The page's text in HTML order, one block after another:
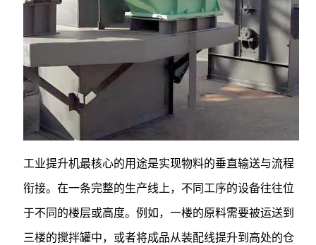
工业提升机最核心的用途是实现物料的垂直输送与流程
衔接。在一条完整的生产线上，不同工序的设备往往位
于不同的楼层或高度。例如，一楼的原料需要被运送到
三楼的搅拌罐中，或者将成品从装配线提升到高处的仓